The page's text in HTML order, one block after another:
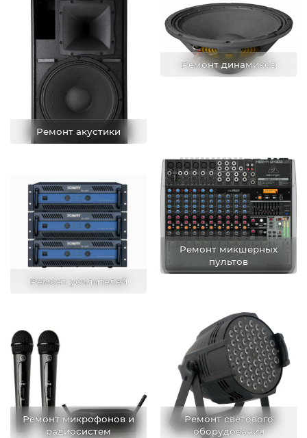
Ремонт акустики
Ремонт динамиков
Ремонт усилителей
Ремонт микшерных
пультов
Ремонт микрофонов и
радиосистем
Ремонт светового
оборудования